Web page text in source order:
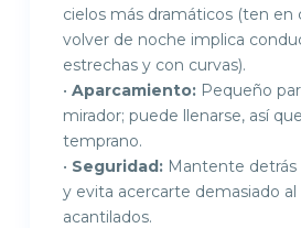
cielos más dramáticos (ten en
volver de noche implica
estrechas y con curvas).
• Aparcamiento: Pequeño
mirador; puede llenarse, así
temprano.
• Seguridad: Mantente detrás
y evita acercarte demasiado
acantilados.